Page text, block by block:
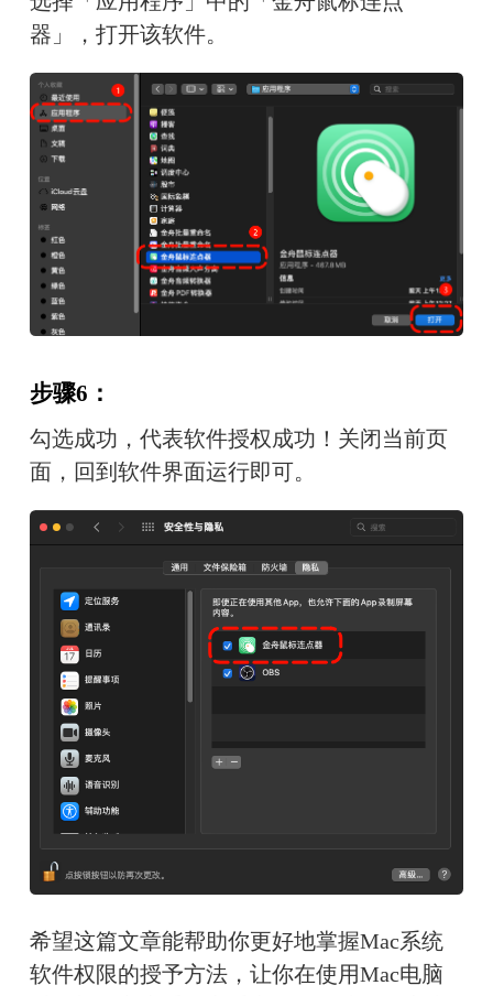
器」，打开该软件。
步骤6：
勾选成功，代表软件授权成功！关闭当前页
面，回到软件界面运行即可。
希望这篇文章能帮助你更好地掌握Mac系统
软件权限的授予方法，让你在使用Mac电脑